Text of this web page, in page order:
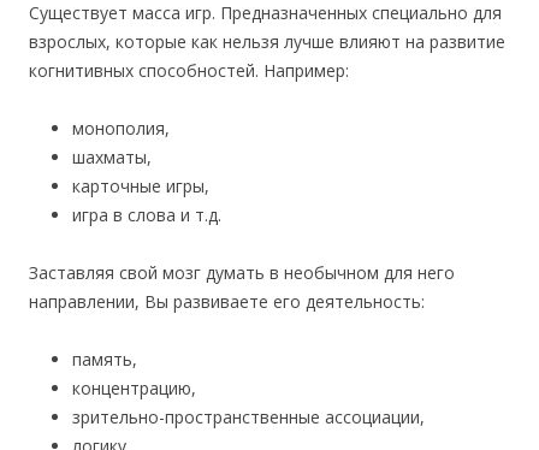
Существует масса игр. Предназначенных специально для
взрослых, которые как нельзя лучше влияют на развитие
когнитивных способностей. Например:
монополия,
шахматы,
карточные игры,
игра в слова и т.д.
Заставляя свой мозг думать в необычном для него
направлении, Вы развиваете его деятельность:
память,
концентрацию,
зрительно-пространственные ассоциации,